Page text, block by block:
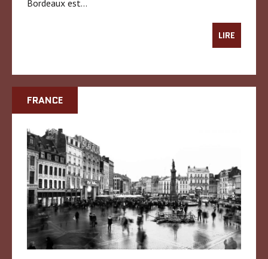
Bordeaux est…
LIRE
FRANCE